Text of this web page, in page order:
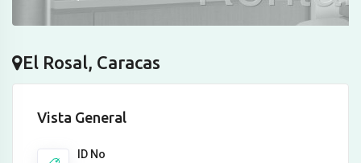
El Rosal, Caracas
Vista General
ID No